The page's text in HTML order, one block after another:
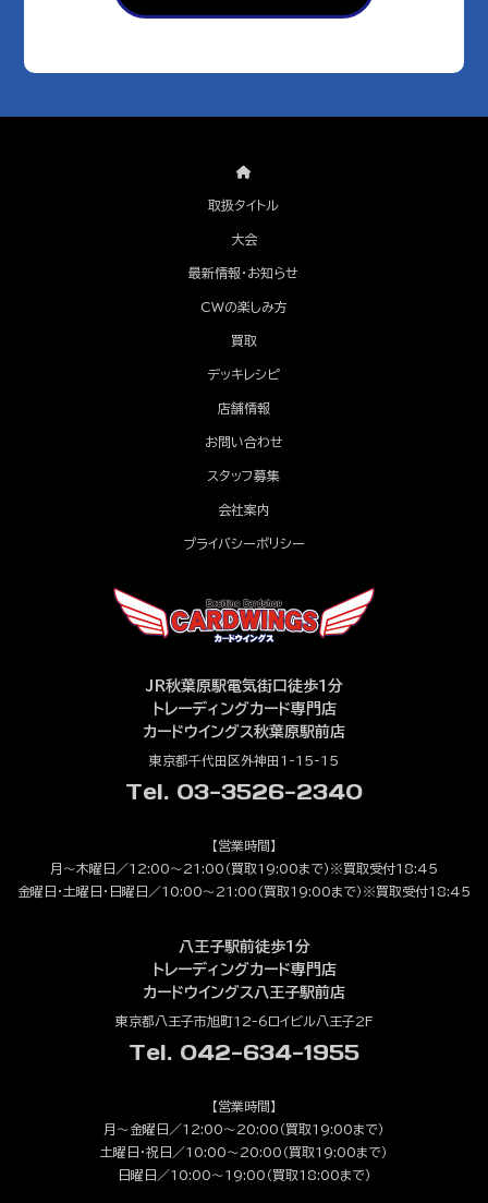
取扱タイトル
大会
最新情報・お知らせ
CWの楽しみ方
買取
デッキレシピ
店舗情報
お問い合わせ
スタッフ募集
会社案内
プライバシーポリシー
JR秋葉原駅電気街口徒歩1分
トレーディングカード専門店
カードウイングス秋葉原駅前店
東京都千代田区外神田1-15-15
Tel. 03-3526-2340
【営業時間】
月～木曜日／12:00～21:00（買取19:00まで）※買取受付18:45
金曜日・土曜日・日曜日／10:00～21:00（買取19:00まで）※買取受付18:45
八王子駅前徒歩1分
トレーディングカード専門店
カードウイングス八王子駅前店
東京都八王子市旭町12-6ロイビル八王子2F
Tel. 042-634-1955
【営業時間】
月～金曜日／12:00～20:00（買取19:00まで）
土曜日・祝日／10:00～20:00（買取19:00まで）
日曜日／10:00～19:00（買取18:00まで）